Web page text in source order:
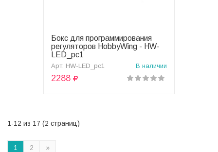
В корзину
Бокс для программирования
регуляторов HobbyWing - HW-
LED_pc1
Арт: HW-LED_pc1 В наличии
2288
1-12 из 17 (2 страниц)
1 2 »